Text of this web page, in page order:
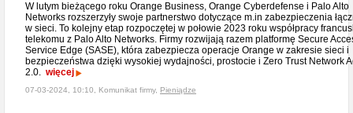
W lutym bieżącego roku Orange Business, Orange Cyberdefense i Palo Alto
Networks rozszerzyły swoje partnerstwo dotyczące m.in zabezpieczenia
w sieci. To kolejny etap rozpoczętej w połowie 2023 roku współpracy
telekomu z Palo Alto Networks. Firmy rozwijają razem platformę Secure
Service Edge (SASE), która zabezpiecza operacje Orange w zakresie sieci i
bezpieczeństwa dzięki wysokiej wydajności, prostocie i Zero Trust Network
2.0. więcej
07-03-2024, 10:10, Komunikat firmy, Pieniądze